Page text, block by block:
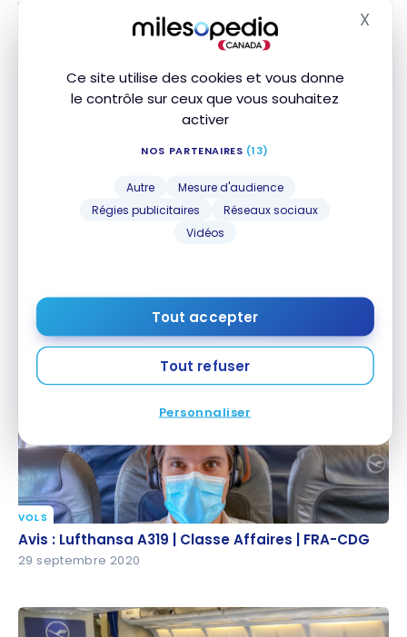
Ce site utilise des cookies et vous donne
le contrôle sur ceux que vous souhaitez
activer
NOS PARTENAIRES (13)
Autre
Mesure d'audience
Régies publicitaires
Réseaux sociaux
Vidéos
Tout accepter
Tout refuser
Personnaliser
X
Avis : Lufthansa A350-900 | Classe Affaires Allegris |
VOLS
Avis : Lufthansa A350-900 | Classe Affaires Allegris
Classe | FRA-JFK
Classe | FRA-JFK
Avis : Lufthansa A319 | Classe Affaires | FRA-CDG
VOLS
Avis : Lufthansa A319 | Classe Affaires | FRA-CDG
29 septembre 2020